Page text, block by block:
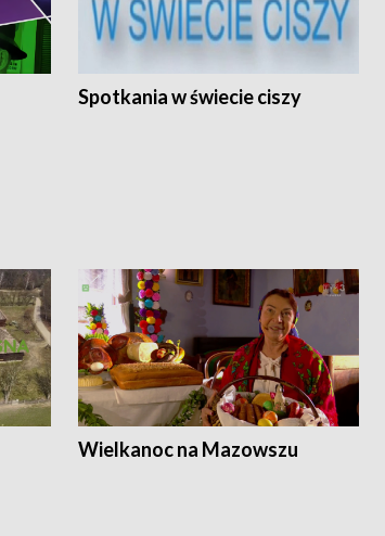
Spotkania w świecie ciszy
Wielkanoc na Mazowszu